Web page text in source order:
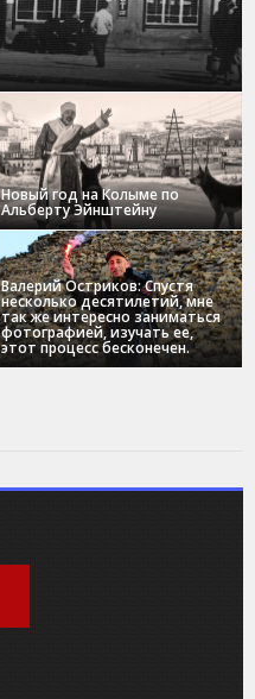
Новый год на Колыме по
Альберту Эйнштейну
Валерий Остриков: Спустя
несколько десятилетий, мне
так же интересно заниматься
фотографией, изучать ее,
этот процесс бесконечен.